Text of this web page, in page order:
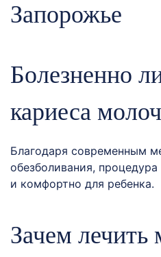
Запорожье
Болезненно
кариеса
Благодаря современным
обезболивания,
и комфортно для ребенка.
Зачем лечить